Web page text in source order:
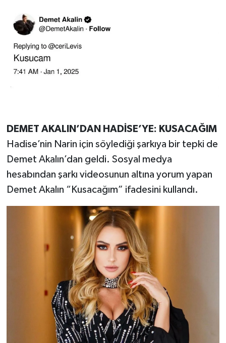
DEMET AKALIN’DAN HADİSE’YE: KUSACAĞIM
Hadise’nin Narin için söylediği şarkıya bir tepki de
Demet Akalın’dan geldi. Sosyal medya
hesabından şarkı videosunun altına yorum yapan
Demet Akalın “Kusacağım” ifadesini kullandı.